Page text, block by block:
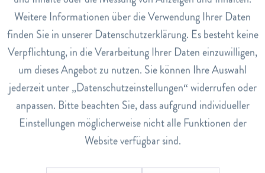
Bewertungen 0
Bewertungen lesen, schreiben und diskutieren...mehr
Ähnliche Artikel
Service Inaktiv
Weitere Informationen über die Verwendung Ihrer Daten
finden Sie in unserer Datenschutzerklärung. Es besteht keine
Verpflichtung, in die Verarbeitung Ihrer Daten einzuwilligen,
um dieses Angebot zu nutzen. Sie können Ihre Auswahl
jederzeit unter „Datenschutzeinstellungen“ widerrufen oder
anpassen. Bitte beachten Sie, dass aufgrund individueller
Einstellungen möglicherweise nicht alle Funktionen der
Website verfügbar sind.